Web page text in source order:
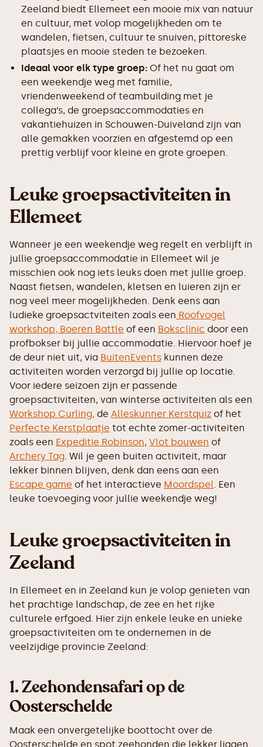
Zeeland biedt Ellemeet een mooie mix van natuur
en cultuur, met volop mogelijkheden om te
wandelen, fietsen, cultuur te snuiven, pittoreske
plaatsjes en mooie steden te bezoeken.
Ideaal voor elk type groep: Of het nu gaat om
een weekendje weg met familie,
vriendenweekend of teambuilding met je
collega’s, de groepsaccommodaties en
vakantiehuizen in Schouwen-Duiveland zijn van
alle gemakken voorzien en afgestemd op een
prettig verblijf voor kleine en grote groepen.
Leuke groepsactiviteiten in
Ellemeet
Wanneer je een weekendje weg regelt en verblijft in
jullie groepsaccommodatie in Ellemeet wil je
misschien ook nog iets leuks doen met jullie groep.
Naast fietsen, wandelen, kletsen en luieren zijn er
nog veel meer mogelijkheden. Denk eens aan
ludieke groepsactviteiten zoals een Roofvogel
workshop, Boeren Battle of een Boksclinic door een
profbokser bij jullie accommodatie. Hiervoor hoef je
de deur niet uit, via BuitenEvents kunnen deze
activiteiten worden verzorgd bij jullie op locatie.
Voor iedere seizoen zijn er passende
groepsactiviteiten, van winterse activiteiten als een
Workshop Curling, de Alleskunner Kerstquiz of het
Perfecte Kerstplaatje tot echte zomer-activiteiten
zoals een Expeditie Robinson, Vlot bouwen of
Archery Tag. Wil je geen buiten activiteit, maar
lekker binnen blijven, denk dan eens aan een
Escape game of het interactieve Moordspel. Een
leuke toevoeging voor jullie weekendje weg!
Leuke groepsactiviteiten in
Zeeland
In Ellemeet en in Zeeland kun je volop genieten van
het prachtige landschap, de zee en het rijke
culturele erfgoed. Hier zijn enkele leuke en unieke
groepsactiviteiten om te ondernemen in de
veelzijdige provincie Zeeland:
1.Zeehondensafari op de
Oosterschelde
Maak een onvergetelijke boottocht over de
Oosterschelde en spot zeehonden die lekker liggen